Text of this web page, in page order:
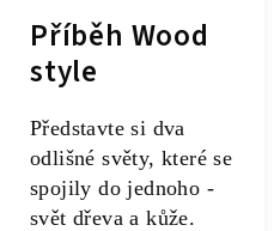
Příběh Wood
style
Představte si dva
odlišné světy, které se
spojily do jednoho -
svět dřeva a kůže.